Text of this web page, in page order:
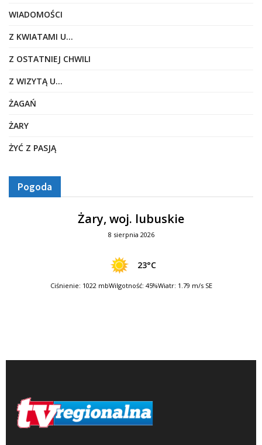
WIADOMOŚCI
Z KWIATAMI U…
Z OSTATNIEJ CHWILI
Z WIZYTĄ U…
ŻAGAŃ
ŻARY
ŻYĆ Z PASJĄ
Pogoda
Żary, woj. lubuskie
8 sierpnia 2026
23°C
Ciśnienie: 1022 mbWilgotność: 45%Wiatr: 1.79 m/s SE